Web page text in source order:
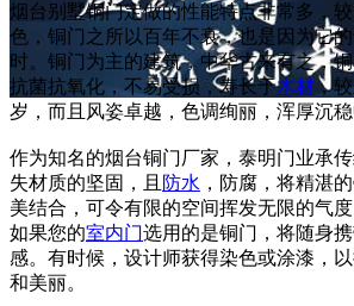
烟台别墅铜门定做的性能特点非常多，
色，铜门之所以百年不衰，也是因为它
时。铜门为主的建筑，中华古来有之，
抗菌抗氧化，不易受损，寿长于木材 ，
岁，而且风姿卓越，色调绚丽，浑厚沉稳
作为知名的烟台铜门厂家，泰明门业承
失材质的坚固，且 防水 ，防腐，将精湛
美结合，可令有限的空间挥发无限的气
如果您的室内门选用的是铜门，将随身
感。有时候，设计师获得染色或涂漆，
和美丽。